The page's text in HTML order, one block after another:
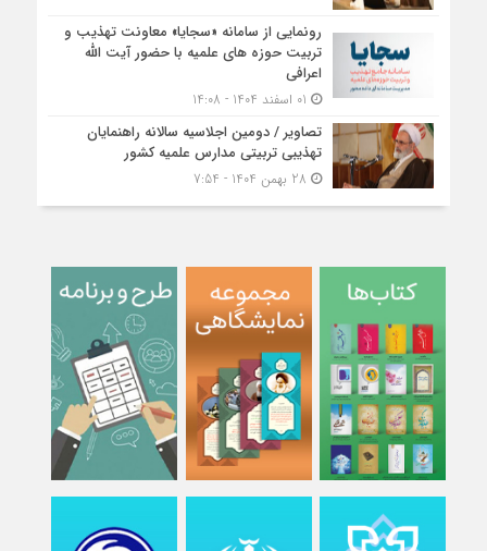
رونمایی از سامانه «سجایا» معاونت تهذیب و
تربیت حوزه‌ های علمیه با حضور آیت الله
اعرافی
تصاویر / دومین اجلاسیه سالانه راهنمایان
تهذیبی تربیتی مدارس علمیه کشور